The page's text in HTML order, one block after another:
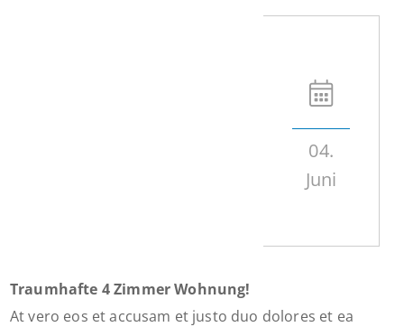
04.
Juni
Traumhafte 4 Zimmer Wohnung!
At vero eos et accusam et justo duo dolores et ea